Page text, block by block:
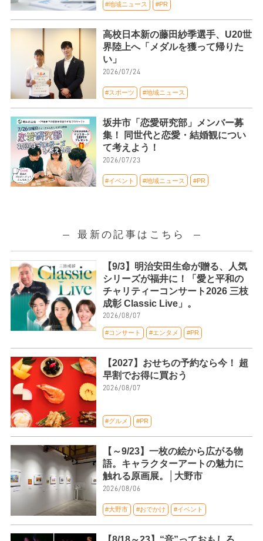
#地域ニュース #PR
高校日本新の藤田紗季選手、U20世
界陸上へ「メダルを獲って帰りた
い」
2026/07/24
#スポーツ #地域ニュース
坂井市「恋愛研究部」メンバー募
集！ 同世代と恋愛・結婚観につい
て考えよう！
2026/07/23
#イベント #地域ニュース #PR
最新の記事はこちら
【9/3】明治安田生命が贈る、人気
シリーズが福井に！「愛と平和の
チャリティーコンサート2026 三枝
成彰 Classic Live」。
2026/08/07
#コンサート #エンタメ #PR
【2027】おせちの予約なら今！ 超
早割でお得に買おう
2026/08/07
#グルメ #PR
【～9/23】一枚の絵から広がる物
語。キャラクターアートの魅力に
触れる原画展。│大野市
2026/08/06
#大野市 #おでかけ #イベント